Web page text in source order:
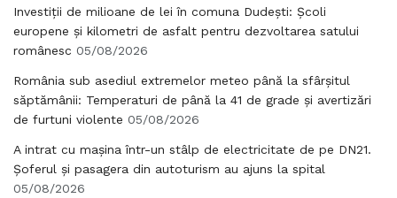
Investiții de milioane de lei în comuna Dudești: Școli
europene și kilometri de asfalt pentru dezvoltarea satului
românesc 05/08/2026
România sub asediul extremelor meteo până la sfârșitul
săptămânii: Temperaturi de până la 41 de grade și avertizări
de furtuni violente 05/08/2026
A intrat cu mașina într-un stâlp de electricitate de pe DN21.
Șoferul și pasagera din autoturism au ajuns la spital
05/08/2026